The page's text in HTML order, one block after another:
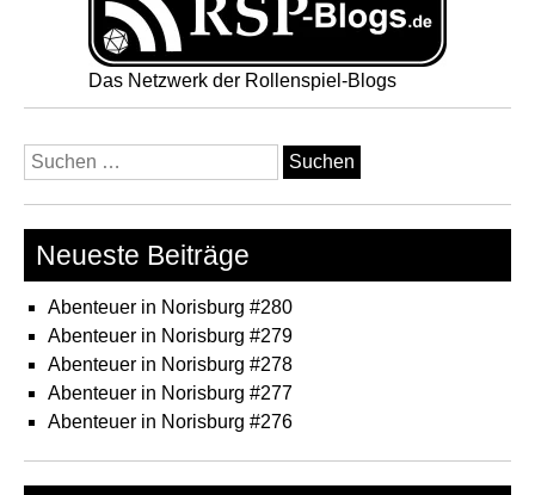
Das Netzwerk der Rollenspiel-Blogs
Suchen
nach:
Neueste Beiträge
Abenteuer in Norisburg #280
Abenteuer in Norisburg #279
Abenteuer in Norisburg #278
Abenteuer in Norisburg #277
Abenteuer in Norisburg #276